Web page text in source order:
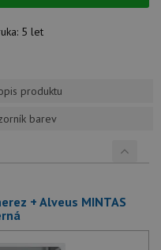
5 let
produktu
barev
+ Alveus MINTAS